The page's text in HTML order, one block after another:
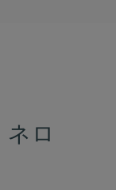
ロ